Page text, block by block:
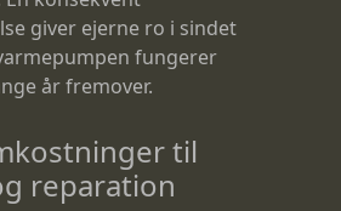
giver ejerne ro i sindet
fungerer
år fremover.
til
reparation